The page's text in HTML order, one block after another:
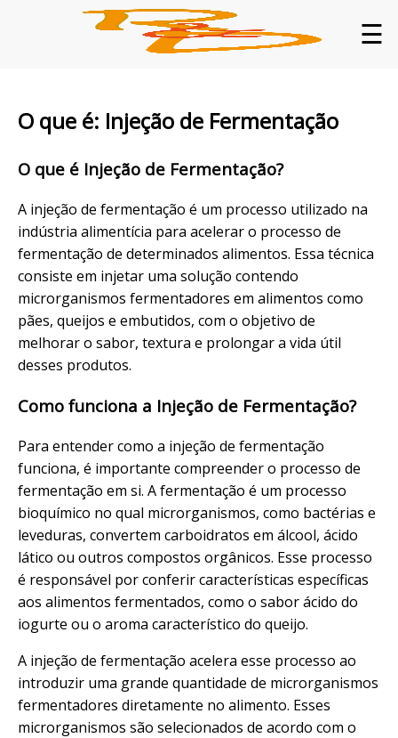
☰
O que é: Injeção de Fermentação
O que é Injeção de Fermentação?
A injeção de fermentação é um processo utilizado na
indústria alimentícia para acelerar o processo de
fermentação de determinados alimentos. Essa técnica
consiste em injetar uma solução contendo
microrganismos fermentadores em alimentos como
pães, queijos e embutidos, com o objetivo de
melhorar o sabor, textura e prolongar a vida útil
desses produtos.
Como funciona a Injeção de Fermentação?
Para entender como a injeção de fermentação
funciona, é importante compreender o processo de
fermentação em si. A fermentação é um processo
bioquímico no qual microrganismos, como bactérias e
leveduras, convertem carboidratos em álcool, ácido
lático ou outros compostos orgânicos. Esse processo
é responsável por conferir características específicas
aos alimentos fermentados, como o sabor ácido do
iogurte ou o aroma característico do queijo.
A injeção de fermentação acelera esse processo ao
introduzir uma grande quantidade de microrganismos
fermentadores diretamente no alimento. Esses
microrganismos são selecionados de acordo com o